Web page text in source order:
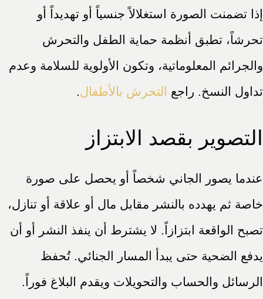
إذا تضمنت الصورة استغلالاً جنسياً أو تهديداً أو
تحرشاً، تطبق أنظمة حماية الطفل والتحرش
والجرائم المعلوماتية، وتكون الأولوية للسلامة وعدم
تداول النسخ. راجع
التحرش بالأطفال
التصوير بقصد الابتزاز
عندما يصور الجاني شخصاً أو يحصل على صورة
خاصة ثم يهدده بالنشر مقابل مال أو علاقة أو تنازل،
تصبح الواقعة ابتزازاً. لا يشترط أن ينفذ النشر أو أن
يدفع الضحية حتى يبدأ المسار الجنائي. تُحفظ
الرسائل والحساب والتحويلات ويقدم البلاغ فوراً.